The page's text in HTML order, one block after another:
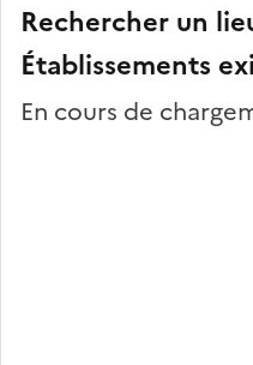
Rechercher un
Établissements
En cours de